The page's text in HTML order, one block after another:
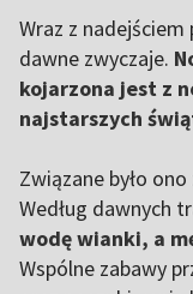
Wraz z
dawne zwyczaje.
kojarzona jest z
najstarszych
Związane było
Według dawnych
wodę wianki, a
Wspólne zabawy